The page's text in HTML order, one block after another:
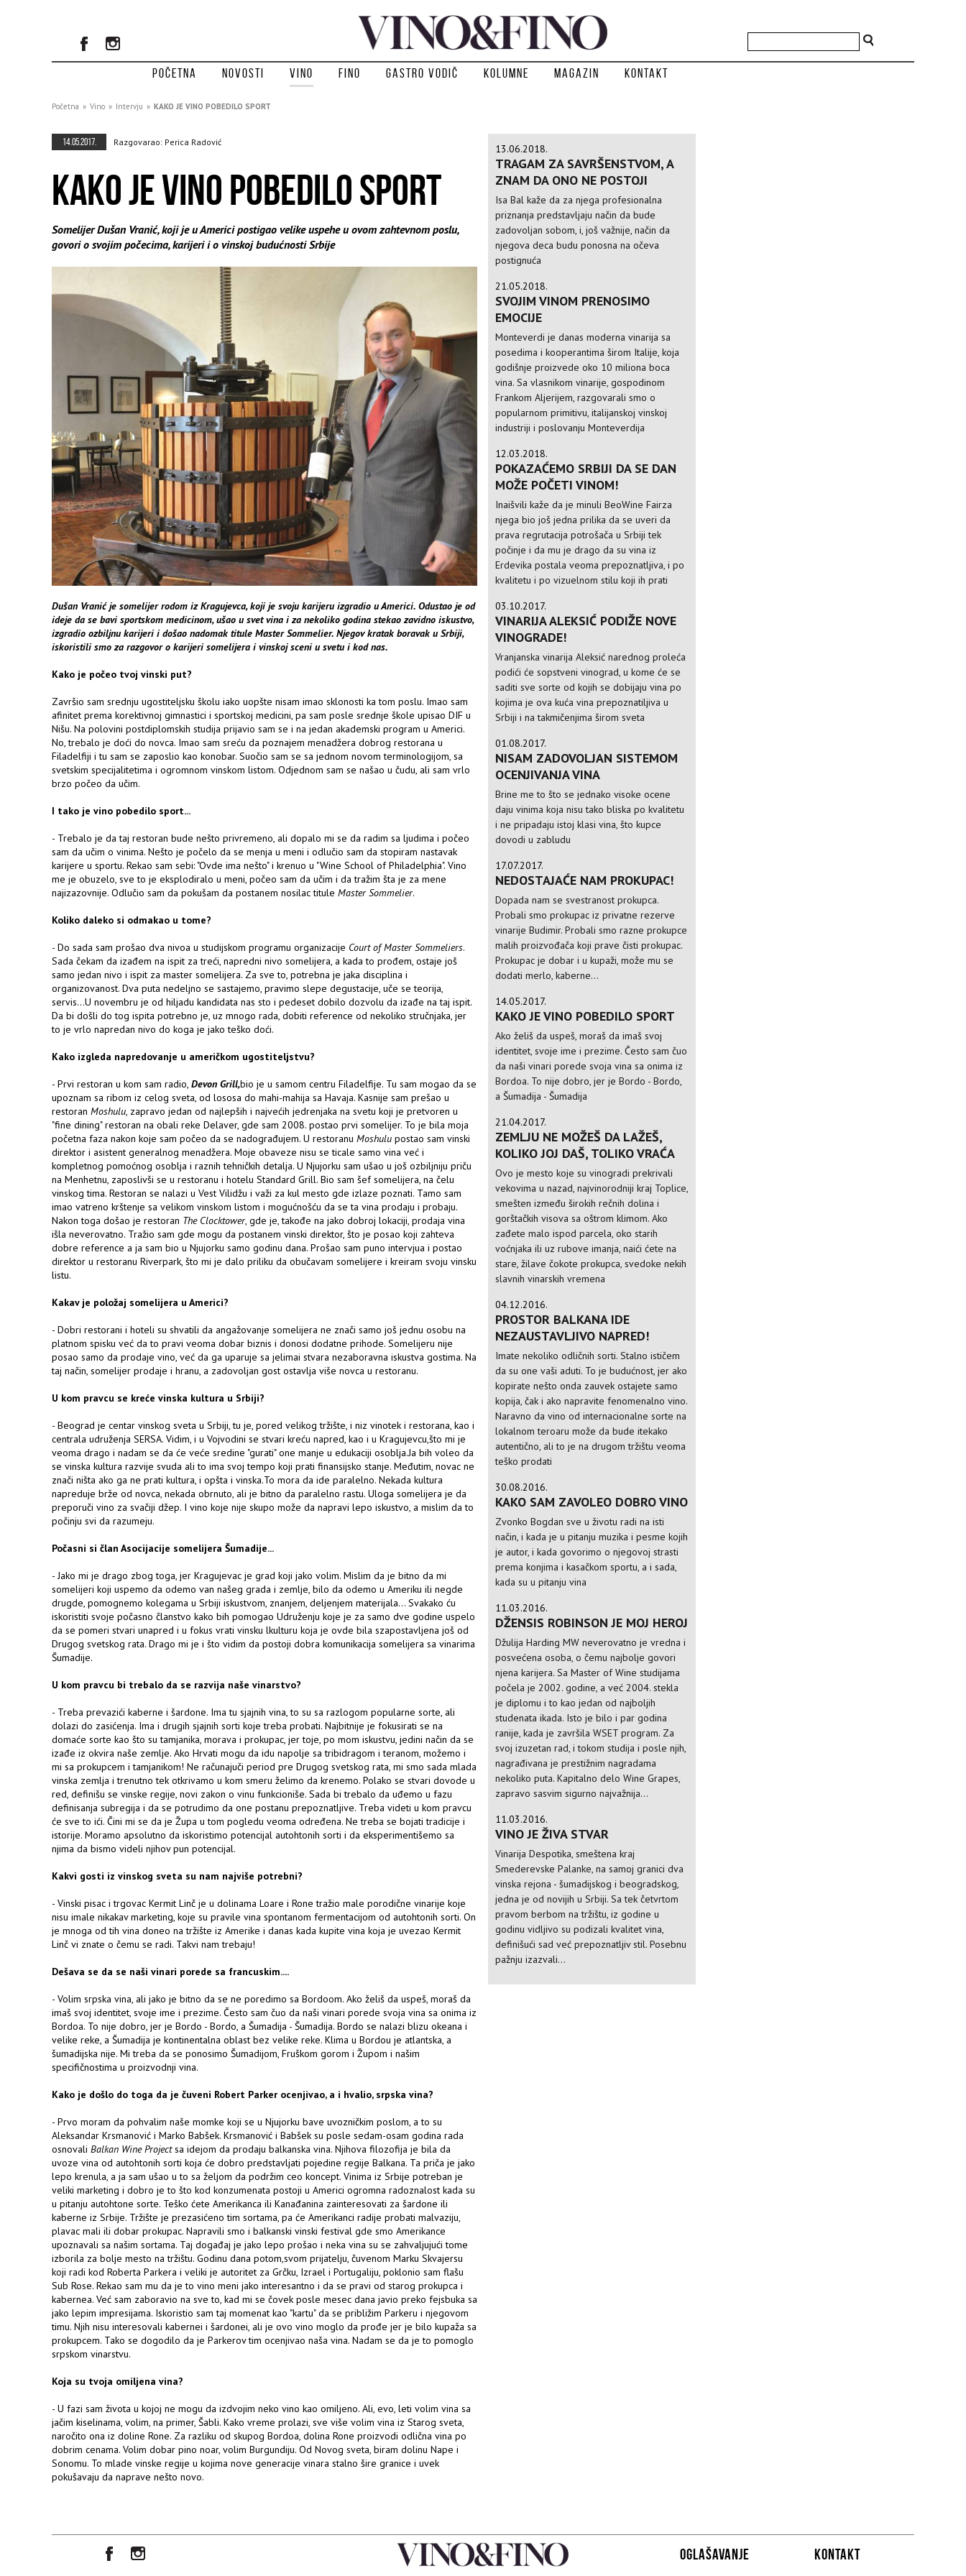
Početna Novosti Vino Fino Gastro vodič Kolumne Magazin Kontakt
Početna » Vino » Intervju » KAKO JE VINO POBEDILO SPORT
14.05.2017. Razgovarao: Perica Radović
KAKO JE VINO POBEDILO SPORT
Somelijer Dušan Vranić, koji je u Americi postigao velike uspehe u ovom zahtevnom poslu,
govori o svojim počecima, karijeri i o vinskoj budućnosti Srbije
Dušan Vranić je somelijer rodom iz Kragujevca, koji je svoju karijeru izgradio u Americi. Odustao je od
ideje da se bavi sportskom medicinom, ušao u svet vina i za nekoliko godina stekao zavidno iskustvo,
izgradio ozbiljnu karijeri i došao nadomak titule Master Sommelier. Njegov kratak boravak u Srbiji,
iskoristili smo za razgovor o karijeri somelijera i vinskoj sceni u svetu i kod nas.
Kako je počeo tvoj vinski put?
Završio sam srednju ugostiteljsku školu iako uopšte nisam imao sklonosti ka tom poslu. Imao sam
afinitet prema korektivnoj gimnastici i sportskoj medicini, pa sam posle srednje škole upisao DIF u
Nišu. Na polovini postdiplomskih studija prijavio sam se i na jedan akademski program u Americi.
No, trebalo je doći do novca. Imao sam sreću da poznajem menadžera dobrog restorana u
Filadelfiji i tu sam se zaposlio kao konobar. Suočio sam se sa jednom novom terminologijom, sa
svetskim specijalitetima i ogromnom vinskom listom. Odjednom sam se našao u čudu, ali sam vrlo
brzo počeo da učim.
I tako je vino pobedilo sport...
- Trebalo je da taj restoran bude nešto privremeno, ali dopalo mi se da radim sa ljudima i počeo
sam da učim o vinima. Nešto je počelo da se menja u meni i odlučio sam da stopiram nastavak
karijere u sportu. Rekao sam sebi: "Ovde ima nešto" i krenuo u "Wine School of Philadelphia". Vino
me je obuzelo, sve to je eksplodiralo u meni, počeo sam da učim i da tražim šta je za mene
najizazovnije. Odlučio sam da pokušam da postanem nosilac titule Master Sommelier.
Koliko daleko si odmakao u tome?
- Do sada sam prošao dva nivoa u studijskom programu organizacije Court of Master Sommeliers.
Sada čekam da izađem na ispit za treći, napredni nivo somelijera, a kada to prođem, ostaje još
samo jedan nivo i ispit za master somelijera. Za sve to, potrebna je jaka disciplina i
organizovanost. Dva puta nedeljno se sastajemo, pravimo slepe degustacije, uče se teorija,
servis...U novembru je od hiljadu kandidata nas sto i pedeset dobilo dozvolu da izađe na taj ispit.
Da bi došli do tog ispita potrebno je, uz mnogo rada, dobiti reference od nekoliko stručnjaka, jer
to je vrlo napredan nivo do koga je jako teško doći.
Kako izgleda napredovanje u američkom ugostiteljstvu?
- Prvi restoran u kom sam radio, Devon Grill,bio je u samom centru Filadelfije. Tu sam mogao da se
upoznam sa ribom iz celog sveta, od lososa do mahi-mahija sa Havaja. Kasnije sam prešao u
restoran Moshulu, zapravo jedan od najlepših i najvećih jedrenjaka na svetu koji je pretvoren u
"fine dining" restoran na obali reke Delaver, gde sam 2008. postao prvi somelijer. To je bila moja
početna faza nakon koje sam počeo da se nadograđujem. U restoranu Moshulu postao sam vinski
direktor i asistent generalnog menadžera. Moje obaveze nisu se ticale samo vina već i
kompletnog pomoćnog osoblja i raznih tehničkih detalja. U Njujorku sam ušao u još ozbiljniju priču
na Menhetnu, zaposlivši se u restoranu i hotelu Standard Grill. Bio sam šef somelijera, na čelu
vinskog tima. Restoran se nalazi u Vest Vilidžu i važi za kul mesto gde izlaze poznati. Tamo sam
imao vatreno krštenje sa velikom vinskom listom i mogućnošću da se ta vina prodaju i probaju.
Nakon toga došao je restoran The Clocktower, gde je, takođe na jako dobroj lokaciji, prodaja vina
išla neverovatno. Tražio sam gde mogu da postanem vinski direktor, što je posao koji zahteva
dobre reference a ja sam bio u Njujorku samo godinu dana. Prošao sam puno intervjua i postao
direktor u restoranu Riverpark, što mi je dalo priliku da obučavam somelijere i kreiram svoju vinsku
listu.
Kakav je položaj somelijera u Americi?
- Dobri restorani i hoteli su shvatili da angažovanje somelijera ne znači samo još jednu osobu na
platnom spisku već da to pravi veoma dobar biznis i donosi dodatne prihode. Somelijeru nije
posao samo da prodaje vino, već da ga uparuje sa jelimai stvara nezaboravna iskustva gostima. Na
taj način, somelijer prodaje i hranu, a zadovoljan gost ostavlja više novca u restoranu.
U kom pravcu se kreće vinska kultura u Srbiji?
- Beograd je centar vinskog sveta u Srbiji, tu je, pored velikog tržište, i niz vinotek i restorana, kao i
centrala udruženja SERSA. Vidim, i u Vojvodini se stvari kreću napred, kao i u Kragujevcu,što mi je
veoma drago i nadam se da će veće sredine "gurati" one manje u edukaciji osoblja.Ja bih voleo da
se vinska kultura razvije svuda ali to ima svoj tempo koji prati finansijsko stanje. Međutim, novac ne
znači ništa ako ga ne prati kultura, i opšta i vinska.To mora da ide paralelno. Nekada kultura
napreduje brže od novca, nekada obrnuto, ali je bitno da paralelno rastu. Uloga somelijera je da
preporuči vino za svačiji džep. I vino koje nije skupo može da napravi lepo iskustvo, a mislim da to
počinju svi da razumeju.
Počasni si član Asocijacije somelijera Šumadije...
- Jako mi je drago zbog toga, jer Kragujevac je grad koji jako volim. Mislim da je bitno da mi
somelijeri koji uspemo da odemo van našeg grada i zemlje, bilo da odemo u Ameriku ili negde
drugde, pomognemo kolegama u Srbiji iskustvom, znanjem, deljenjem materijala... Svakako ću
iskoristiti svoje počasno članstvo kako bih pomogao Udruženju koje je za samo dve godine uspelo
da se pomeri stvari unapred i u fokus vrati vinsku lkulturu koja je ovde bila szapostavljena još od
Drugog svetskog rata. Drago mi je i što vidim da postoji dobra komunikacija somelijera sa vinarima
Šumadije.
U kom pravcu bi trebalo da se razvija naše vinarstvo?
- Treba prevazići kaberne i šardone. Ima tu sjajnih vina, to su sa razlogom popularne sorte, ali
dolazi do zasićenja. Ima i drugih sjajnih sorti koje treba probati. Najbitnije je fokusirati se na
domaće sorte kao što su tamjanika, morava i prokupac, jer toje, po mom iskustvu, jedini način da se
izađe iz okvira naše zemlje. Ako Hrvati mogu da idu napolje sa tribidragom i teranom, možemo i
mi sa prokupcem i tamjanikom! Ne računajuči period pre Drugog svetskog rata, mi smo sada mlada
vinska zemlja i trenutno tek otkrivamo u kom smeru želimo da krenemo. Polako se stvari dovode u
red, definišu se vinske regije, novi zakon o vinu funkcioniše. Sada bi trebalo da uđemo u fazu
definisanja subregija i da se potrudimo da one postanu prepoznatljive. Treba videti u kom pravcu
će sve to ići. Čini mi se da je Župa u tom pogledu veoma određena. Ne treba se bojati tradicije i
istorije. Moramo apsolutno da iskoristimo potencijal autohtonih sorti i da eksperimentišemo sa
njima da bismo videli njihov pun potencijal.
Kakvi gosti iz vinskog sveta su nam najviše potrebni?
- Vinski pisac i trgovac Kermit Linč je u dolinama Loare i Rone tražio male porodične vinarije koje
nisu imale nikakav marketing, koje su pravile vina spontanom fermentacijom od autohtonih sorti. On
je mnoga od tih vina doneo na tržište iz Amerike i danas kada kupite vina koja je uvezao Kermit
Linč vi znate o čemu se radi. Takvi nam trebaju!
Dešava se da se naši vinari porede sa francuskim....
- Volim srpska vina, ali jako je bitno da se ne poredimo sa Bordoom. Ako želiš da uspeš, moraš da
imaš svoj identitet, svoje ime i prezime. Često sam čuo da naši vinari porede svoja vina sa onima iz
Bordoa. To nije dobro, jer je Bordo - Bordo, a Šumadija - Šumadija. Bordo se nalazi blizu okeana i
velike reke, a Šumadija je kontinentalna oblast bez velike reke. Klima u Bordou je atlantska, a
šumadijska nije. Mi treba da se ponosimo Šumadijom, Fruškom gorom i Župom i našim
specifičnostima u proizvodnji vina.
Kako je došlo do toga da je čuveni Robert Parker ocenjivao, a i hvalio, srpska vina?
- Prvo moram da pohvalim naše momke koji se u Njujorku bave uvozničkim poslom, a to su
Aleksandar Krsmanović i Marko Babšek. Krsmanović i Babšek su posle sedam-osam godina rada
osnovali Balkan Wine Projectsa idejom da prodaju balkanska vina. Njihova filozofija je bila da
uvoze vina od autohtonih sorti koja će dobro predstavljati pojedine regije Balkana. Ta priča je jako
lepo krenula, a ja sam ušao u to sa željom da podržim ceo koncept. Vinima iz Srbije potreban je
veliki marketing i dobro je to što kod konzumenata postoji u Americi ogromna radoznalost kada su
u pitanju autohtone sorte. Teško ćete Amerikanca ili Kanađanina zainteresovati za šardone ili
kaberne iz Srbije. Tržište je prezasićeno tim sortama, pa će Amerikanci radije probati malvaziju,
plavac mali ili dobar prokupac. Napravili smo i balkanski vinski festival gde smo Amerikance
upoznavali sa našim sortama. Taj događaj je jako lepo prošao i neka vina su se zahvaljujući tome
izborila za bolje mesto na tržištu. Godinu dana potom,svom prijatelju, čuvenom Marku Skvajersu
koji radi kod Roberta Parkera i veliki je autoritet za Grčku, Izrael i Portugaliju, poklonio sam flašu
Sub Rose. Rekao sam mu da je to vino meni jako interesantno i da se pravi od starog prokupca i
kabernea. Već sam zaboravio na sve to, kad mi se čovek posle mesec dana javio preko fejsbuka sa
jako lepim impresijama. Iskoristio sam taj momenat kao "kartu" da se približim Parkeru i njegovom
timu. Njih nisu interesovali kabernei i šardonei, ali je ovo vino moglo da prođe jer je bilo kupaža sa
prokupcem. Tako se dogodilo da je Parkerov tim ocenjivao naša vina. Nadam se da je to pomoglo
srpskom vinarstvu.
Koja su tvoja omiljena vina?
- U fazi sam života u kojoj ne mogu da izdvojim neko vino kao omiljeno. Ali, evo, leti volim vina sa
jačim kiselinama, volim, na primer, Šabli. Kako vreme prolazi, sve više volim vina iz Starog sveta,
naročito ona iz doline Rone. Za razliku od skupog Bordoa, dolina Rone proizvodi odlična vina po
dobrim cenama. Volim dobar pino noar, volim Burgundiju. Od Novog sveta, biram dolinu Nape i
Sonomu. To mlade vinske regije u kojima nove generacije vinara stalno šire granice i uvek
pokušavaju da naprave nešto novo.
13.06.2018.
TRAGAM ZA SAVRŠENSTVOM, A
ZNAM DA ONO NE POSTOJI
Isa Bal kaže da za njega profesionalna
priznanja predstavljaju način da bude
zadovoljan sobom, i, još važnije, način da
njegova deca budu ponosna na očeva
postignuća
21.05.2018.
SVOJIM VINOM PRENOSIMO
EMOCIJE
Monteverdi je danas moderna vinarija sa
posedima i kooperantima širom Italije, koja
godišnje proizvede oko 10 miliona boca
vina. Sa vlasnikom vinarije, gospodinom
Frankom Aljerijem, razgovarali smo o
popularnom primitivu, italijanskoj vinskoj
industriji i poslovanju Monteverdija
12.03.2018.
POKAZAĆEMO SRBIJI DA SE DAN
MOŽE POČETI VINOM!
Inaišvili kaže da je minuli BeoWine Fairza
njega bio još jedna prilika da se uveri da
prava regrutacija potrošača u Srbiji tek
počinje i da mu je drago da su vina iz
Erdevika postala veoma prepoznatljiva, i po
kvalitetu i po vizuelnom stilu koji ih prati
03.10.2017.
VINARIJA ALEKSIĆ PODIŽE NOVE
VINOGRADE!
Vranjanska vinarija Aleksić narednog proleća
podići će sopstveni vinograd, u kome će se
saditi sve sorte od kojih se dobijaju vina po
kojima je ova kuća vina prepoznatiljiva u
Srbiji i na takmičenjima širom sveta
01.08.2017.
NISAM ZADOVOLJAN SISTEMOM
OCENJIVANJA VINA
Brine me to što se jednako visoke ocene
daju vinima koja nisu tako bliska po kvalitetu
i ne pripadaju istoj klasi vina, što kupce
dovodi u zabludu
17.07.2017.
NEDOSTAJAĆE NAM PROKUPAC!
Dopada nam se svestranost prokupca.
Probali smo prokupac iz privatne rezerve
vinarije Budimir. Probali smo razne prokupce
malih proizvođača koji prave čisti prokupac.
Prokupac je dobar i u kupaži, može mu se
dodati merlo, kaberne...
14.05.2017.
KAKO JE VINO POBEDILO SPORT
Ako želiš da uspeš, moraš da imaš svoj
identitet, svoje ime i prezime. Često sam čuo
da naši vinari porede svoja vina sa onima iz
Bordoa. To nije dobro, jer je Bordo - Bordo,
a Šumadija - Šumadija
21.04.2017.
ZEMLJU NE MOŽEŠ DA LAŽEŠ,
KOLIKO JOJ DAŠ, TOLIKO VRAĆA
Ovo je mesto koje su vinogradi prekrivali
vekovima u nazad, najvinorodniji kraj Toplice,
smešten između širokih rečnih dolina i
gorštačkih visova sa oštrom klimom. Ako
zađete malo ispod parcela, oko starih
voćnjaka ili uz rubove imanja, naići ćete na
stare, žilave čokote prokupca, svedoke nekih
slavnih vinarskih vremena
04.12.2016.
PROSTOR BALKANA IDE
NEZAUSTAVLJIVO NAPRED!
Imate nekoliko odličnih sorti. Stalno ističem
da su one vaši aduti. To je budućnost, jer ako
kopirate nešto onda zauvek ostajete samo
kopija, čak i ako napravite fenomenalno vino.
Naravno da vino od internacionalne sorte na
lokalnom teroaru može da bude itekako
autentično, ali to je na drugom tržištu veoma
teško prodati
30.08.2016.
KAKO SAM ZAVOLEO DOBRO VINO
Zvonko Bogdan sve u životu radi na isti
način, i kada je u pitanju muzika i pesme kojih
je autor, i kada govorimo o njegovoj strasti
prema konjima i kasačkom sportu, a i sada,
kada su u pitanju vina
11.03.2016.
DŽENSIS ROBINSON JE MOJ HEROJ
Džulija Harding MW neverovatno je vredna i
posvećena osoba, o čemu najbolje govori
njena karijera. Sa Master of Wine studijama
počela je 2002. godine, a već 2004. stekla
je diplomu i to kao jedan od najboljih
studenata ikada. Isto je bilo i par godina
ranije, kada je završila WSET program. Za
svoj izuzetan rad, i tokom studija i posle njih,
nagrađivana je prestižnim nagradama
nekoliko puta. Kapitalno delo Wine Grapes,
zapravo sasvim sigurno najvažnija...
11.03.2016.
VINO JE ŽIVA STVAR
Vinarija Despotika, smeštena kraj
Smederevske Palanke, na samoj granici dva
vinska rejona - šumadijskog i beogradskog,
jedna je od novijih u Srbiji. Sa tek četvrtom
pravom berbom na tržištu, iz godine u
godinu vidljivo su podizali kvalitet vina,
definišući sad već prepoznatljiv stil. Posebnu
pažnju izazvali...
OGLAŠAVANJE KONTAKT